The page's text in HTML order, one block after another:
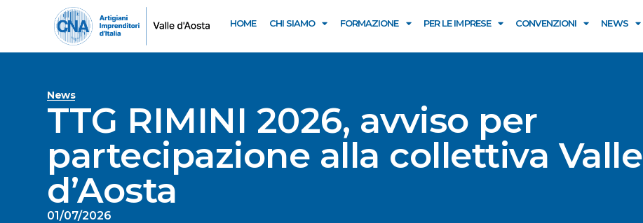
HOME CHI SIAMO FORMAZIONE PER LE IMPRESE CONVENZIONI NEWS
News
TTG RIMINI 2026, avviso per
partecipazione alla collettiva Valle
d’Aosta
01/07/2026